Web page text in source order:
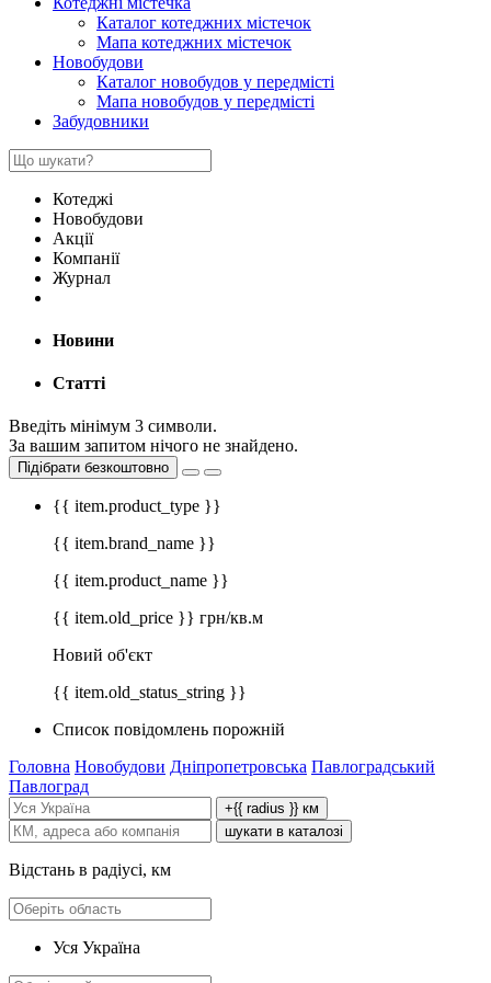
Каталог котеджних містечок
Мапа котеджних містечок
Новобудови
Каталог новобудов у передмісті
Мапа новобудов у передмісті
Забудовники
Котеджі
Новобудови
Акції
Компанії
Журнал
Новини
Статті
Введіть мінімум 3 символи.
За вашим запитом нічого не знайдено.
Підібрати безкоштовно
{{ item.product_type }}
{{ item.brand_name }}
{{ item.product_name }}
{{ item.old_price }} грн/кв.м
Новий об'єкт
{{ item.old_status_string }}
Список повідомлень порожній
Головна Новобудови Дніпропетровська Павлоградський
Павлоград
+{{ radius }} км
шукати в каталозі
Відстань в радіусі, км
Уся Україна